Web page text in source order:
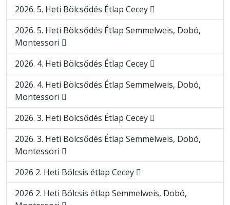
2026. 5. Heti Bölcsődés Étlap Cecey
2026. 5. Heti Bölcsődés Étlap Semmelweis, Dobó,
Montessori
2026. 4. Heti Bölcsődés Étlap Cecey
2026. 4. Heti Bölcsődés Étlap Semmelweis, Dobó,
Montessori
2026. 3. Heti Bölcsődés Étlap Cecey
2026. 3. Heti Bölcsődés Étlap Semmelweis, Dobó,
Montessori
2026 2. Heti Bölcsis étlap Cecey
2026 2. Heti Bölcsis étlap Semmelweis, Dobó,